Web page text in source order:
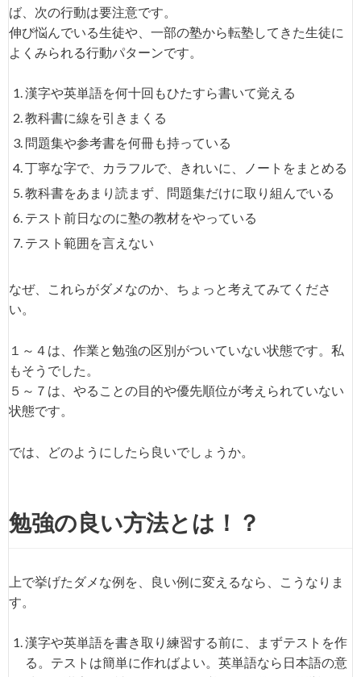
ば、次の行動は要注意です。
伸び悩んでいる生徒や、一部の塾から転塾してきた生徒に
よくみられる行動パターンです。
漢字や英単語を何十回もひたすら書いて覚える
教科書に線を引きまくる
問題集や参考書を何冊も持っている
丁寧な字で、カラフルで、きれいに、ノートをまとめる
教科書をあまり読まず、問題集だけに取り組んでいる
テスト前日なのに塾の教材をやっている
テスト範囲を言えない
なぜ、これらがダメなのか、ちょっと考えてみてくださ
い。
１～４は、作業と勉強の区別がついていない状態です。私
もそうでした。
５～７は、やることの目的や優先順位が考えられていない
状態です。
では、どのようにしたら良いでしょうか。
勉強の良い方法とは！？
上で挙げたダメな例を、良い例に変えるなら、こうなりま
す。
漢字や英単語を書き取り練習する前に、まずテストを作
る。テストは簡単に作ればよい。英単語なら日本語の意